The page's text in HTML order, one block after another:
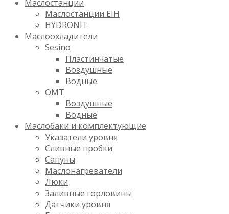
Маслостанции
Маслостанции EIH
HYDRONIT
Маслоохладители
Sesino
Пластинчатые
Воздушные
Водные
OMT
Воздушные
Водные
Маслобаки и комплектующие
Указатели уровня
Сливные пробки
Сапуны
Маслонагреватели
Люки
Заливные горловины
Датчики уровня